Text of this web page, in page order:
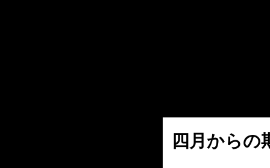
四月からの